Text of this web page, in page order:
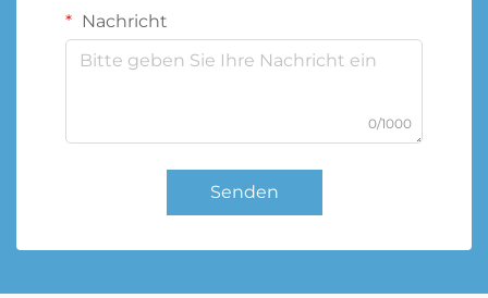
Nachricht
0/1000
Senden